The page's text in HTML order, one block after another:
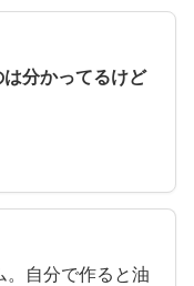
分かってるけど
。自分で作ると油